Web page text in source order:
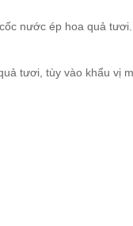
nước ép hoa quả tươi.
tươi, tùy vào khẩu vị